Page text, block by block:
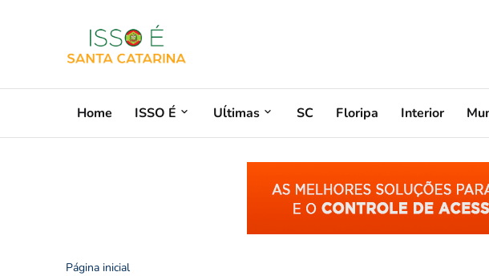
Home ISSO É Uĺtimas SC Floripa Interior
Página inicial